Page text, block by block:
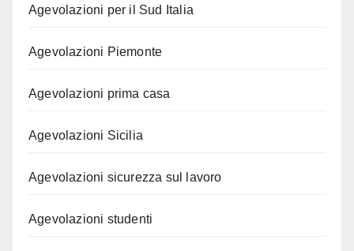
Agevolazioni per il Sud Italia
Agevolazioni Piemonte
Agevolazioni prima casa
Agevolazioni Sicilia
Agevolazioni sicurezza sul lavoro
Agevolazioni studenti